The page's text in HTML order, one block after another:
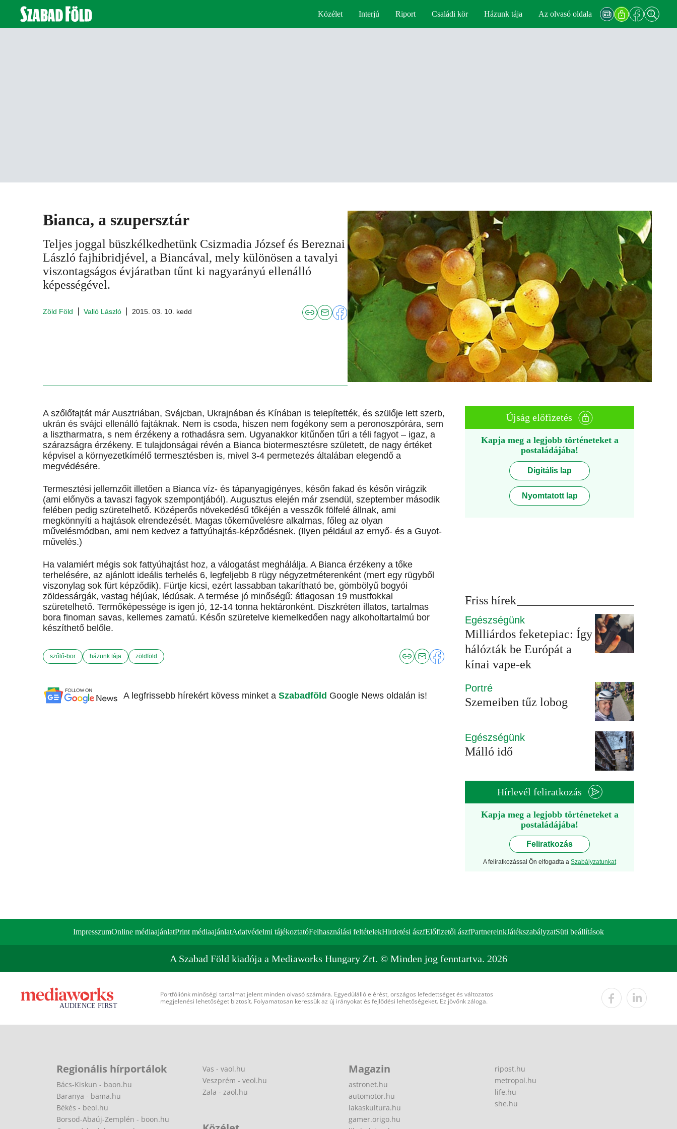
Közélet Interjú Riport Családi kör Házunk tája Az olvasó oldala
Bianca, a szupersztár
Teljes joggal büszkélkedhetünk Csizmadia József és Bereznai
László fajhibridjével, a Biancával, mely különösen a tavalyi
viszontagságos évjáratban tűnt ki nagyarányú ellenálló
képességével.
Zöld Föld Valló László 2015. 03. 10. kedd
A szőlőfajtát már Ausztriában, Svájcban, Ukrajnában és Kínában is telepítették, és szülője lett szerb,
ukrán és svájci ellenálló fajtáknak. Nem is csoda, hiszen nem fogékony sem a peronoszpórára, sem
a lisztharmatra, s nem érzékeny a rothadásra sem. Ugyanakkor kitűnően tűri a téli fagyot – igaz, a
szárazságra érzékeny. E tulajdonságai révén a Bianca biotermesztésre született, de nagy értéket
képvisel a környezetkímélő termesztésben is, mivel 3-4 permetezés általában elegendő a
megvédésére.
Termesztési jellemzőit illetően a Bianca víz- és tápanyagigényes, későn fakad és későn virágzik
(ami előnyös a tavaszi fagyok szempontjából). Augusztus elején már zsendül, szeptember második
felében pedig szüretelhető. Középerős növekedésű tőkéjén a vesszők fölfelé állnak, ami
megkönnyíti a hajtások elrendezését. Magas tőkeművelésre alkalmas, főleg az olyan
művelésmódban, ami nem kedvez a fattyúhajtás-képződésnek. (Ilyen például az ernyő- és a Guyot-
művelés.)
Ha valamiért mégis sok fattyúhajtást hoz, a válogatást meghálálja. A Bianca érzékeny a tőke
terhelésére, az ajánlott ideális terhelés 6, legfeljebb 8 rügy négyzetméterenként (mert egy rügyből
viszonylag sok fürt képződik). Fürtje kicsi, ezért lassabban takarítható be, gömbölyű bogyói
zöldessárgák, vastag héjúak, lédúsak. A termése jó minőségű: átlagosan 19 mustfokkal
szüretelhető. Termőképessége is igen jó, 12-14 tonna hektáronként. Diszkréten illatos, tartalmas
bora finoman savas, kellemes zamatú. Későn szüretelve kiemelkedően nagy alkoholtartalmú bor
készíthető belőle.
szőlő-bor házunk tája zöldföld
A legfrissebb hírekért kövess minket a Szabadföld Google News oldalán is!
Újság előfizetés
Kapja meg a legjobb történeteket a
postaládájába!
Digitális lap
Nyomtatott lap
Friss hírek
Egészségünk
Milliárdos feketepiac: Így
hálózták be Európát a
kínai vape-ek
Portré
Szemeiben tűz lobog
Egészségünk
Málló idő
Hírlevél feliratkozás
Kapja meg a legjobb történeteket a
postaládájába!
Feliratkozás
A feliratkozással Ön elfogadta a Szabályzatunkat
ImpresszumOnline médiaajánlatPrint médiaajánlatAdatvédelmi tájékoztatóFelhasználási feltételekHirdetési ászfElőfizetői ászfPartnereinkJátékszabályzatSüti beállítások
A Szabad Föld kiadója a Mediaworks Hungary Zrt. © Minden jog fenntartva. 2026
Portfóliónk minőségi tartalmat jelent minden olvasó számára. Egyedülálló elérést, országos lefedettséget és változatos
megjelenési lehetőséget biztosít. Folyamatosan keressük az új irányokat és fejlődési lehetőségeket. Ez jövőnk záloga.
Regionális hírportálok
Bács-Kiskun - baon.hu
Baranya - bama.hu
Békés - beol.hu
Borsod-Abaúj-Zemplén - boon.hu
Vas - vaol.hu
Veszprém - veol.hu
Zala - zaol.hu
Magazin
astronet.hu
automotor.hu
lakaskultura.hu
gamer.origo.hu
ripost.hu
metropol.hu
life.hu
she.hu